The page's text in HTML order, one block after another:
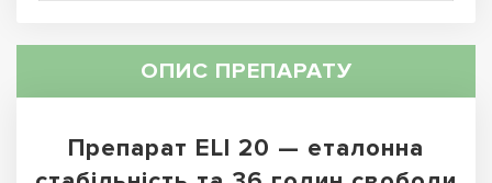
ОПИС ПРЕПАРАТУ
Препарат ELI 20 — еталонна